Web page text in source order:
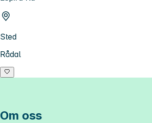
Sted
Rådal
Om oss